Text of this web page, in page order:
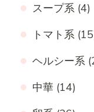
スープ系 (4)
トマト系
ヘルシー系
中華 (14)